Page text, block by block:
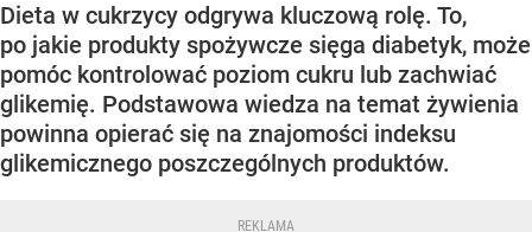
Dieta w cukrzycy odgrywa kluczową rolę. To,
po jakie produkty spożywcze sięga diabetyk, może
pomóc kontrolować poziom cukru lub zachwiać
glikemię. Podstawowa wiedza na temat żywienia
powinna opierać się na znajomości indeksu
glikemicznego poszczególnych produktów.